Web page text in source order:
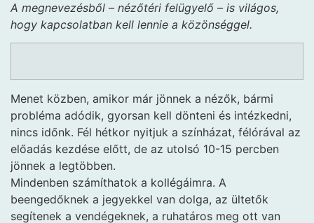
A megnevezésből – nézőtéri felügyelő – is világos,
hogy kapcsolatban kell lennie a közönséggel.
Menet közben, amikor már jönnek a nézők, bármi
probléma adódik, gyorsan kell dönteni és intézkedni,
nincs időnk. Fél hétkor nyitjuk a színházat, félórával az
előadás kezdése előtt, de az utolsó 10-15 percben
jönnek a legtöbben.
Mindenben számíthatok a kollégáimra. A
beengedőknek a jegyekkel van dolga, az ültetők
segítenek a vendégeknek, a ruhatáros meg ott van